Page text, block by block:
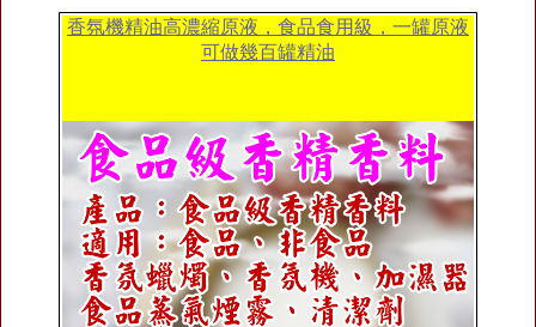
香氛機精油高濃縮原液，食品食用級，一罐原液
可做幾百罐精油